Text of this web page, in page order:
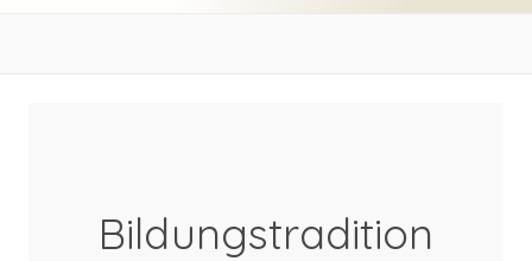
Bildungstradition